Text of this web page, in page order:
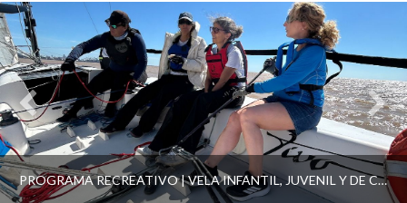
PROGRAMA RECREATIVO | VELA INFANTIL, JUVENIL Y DE CRUCERO 2026